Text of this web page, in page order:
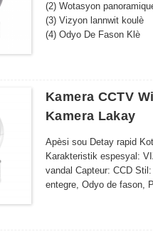
Efikas nan enèji -
pwoteksyon kontinyèl.
(2) Wotasyon
(3) Vizyon lannwit koulè
(4) Odyo De Fason Klè
(8) Enstalasyon fasil
(10) Rezolisyon
Kamera CCTV
Kamera Lakay
Apèsi sou Detay rapid
Karakteristik espesyal:
vandal Capteur: CCD
entegre, Odyo de fason,